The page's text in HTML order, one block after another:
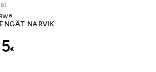
NARVIK
€